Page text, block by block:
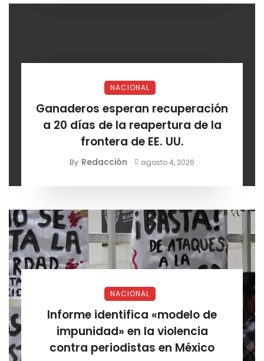
NACIONAL
Ganaderos esperan recuperación
a 20 días de la reapertura de la
frontera de EE. UU.
By Redacción agosto 4, 2026
NACIONAL
Informe identifica «modelo de
impunidad» en la violencia
contra periodistas en México